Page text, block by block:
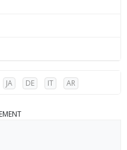
JA DE IT AR